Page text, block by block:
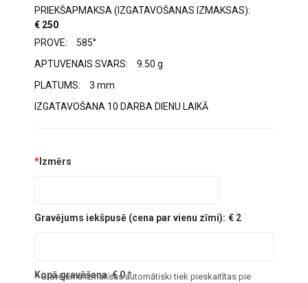
PRIEKŠAPMAKSA (IZGATAVOŠANAS IZMAKSAS):
€ 250
PROVE:
585°
APTUVENAIS SVARS:
9.50 g
PLATUMS:
3 mm
IZGATAVOŠANA 10 DARBA DIENU LAIKĀ
* Izmērs
Gravējums iekšpusē (cena par vienu zīmi): € 2
Kopā gravēšana:€0*
* Gravējuma izmaksas automātiski tiek pieskaitītas pie